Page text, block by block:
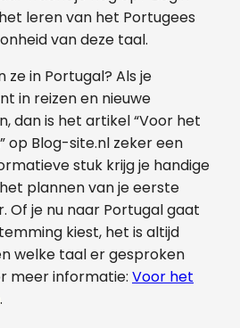
leren van het Portugees
van deze taal.
in Portugal? Als je
in reizen en nieuwe
dan is het artikel “Voor het
op Blog-site.nl zeker een
stuk krijg je handige
plannen van je eerste
Of je nu naar Portugal gaat
kiest, het is altijd
welke taal er gesproken
meer informatie: Voor het
.